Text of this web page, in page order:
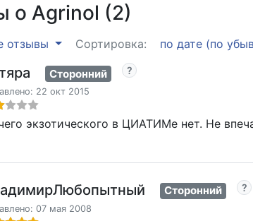
о Agrinol (2)
отзывы Сортировка: по дате (по
Сторонний
22 окт 2015
экзотического в ЦИАТИМе нет. Не
Сторонний
07 мая 2008